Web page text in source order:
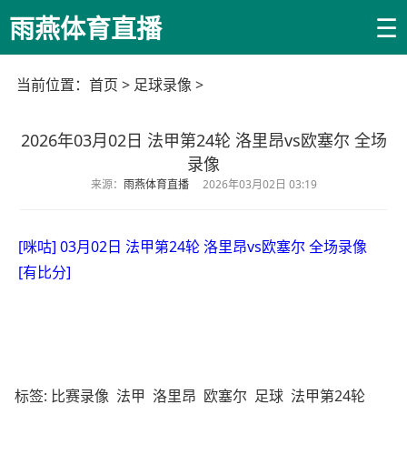
雨燕体育直播 ☰
当前位置： 首页 > 足球录像 >
2026年03月02日 法甲第24轮 洛里昂vs欧塞尔 全场
录像
来源： 雨燕体育直播 2026年03月02日 03:19
[咪咕] 03月02日 法甲第24轮 洛里昂vs欧塞尔 全场录像
[有比分]
标签: 比赛录像 法甲 洛里昂 欧塞尔 足球 法甲第24轮